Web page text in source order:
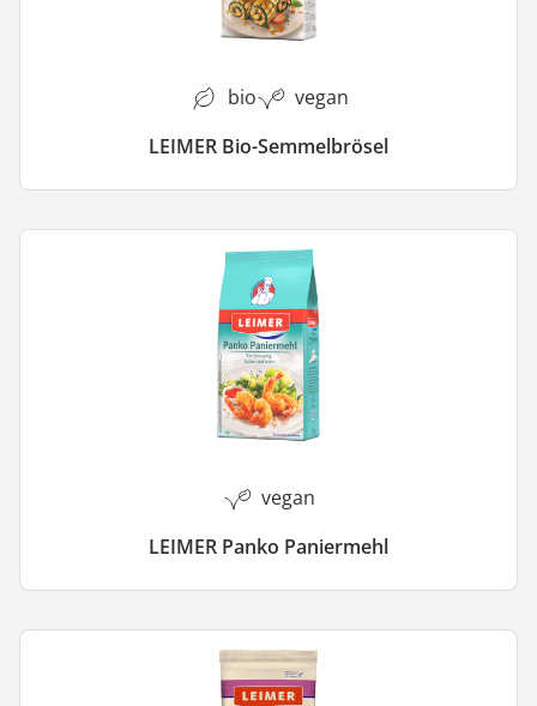
bio
vegan
LEIMER Bio-Semmelbrösel
vegan
LEIMER Panko Paniermehl